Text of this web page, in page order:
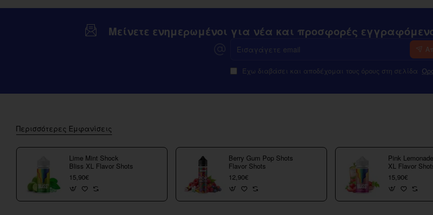
Μείνετε ενημερωμένοι για νέα και προσφορές
email
Έχω διαβάσει και αποδέχομαι τους όρους στη σελίδα
Περισσότερες Εμφανίσεις
Lime Mint Shock
Bliss XL Flavor Shots
15,90€
Berry Gum Pop Shots
Flavor Shots
12,90€
Pink
XL Flavor
15,90€